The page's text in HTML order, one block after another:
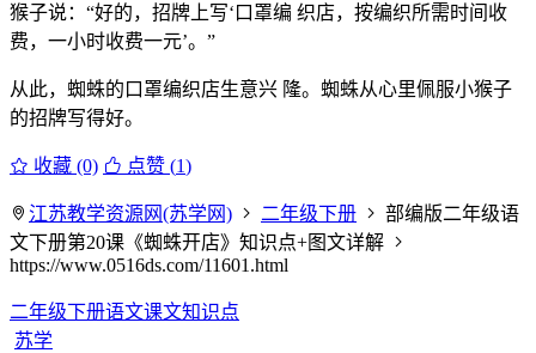
猴子说：“好的，招牌上写‘口罩编 织店，按编织所需时间收
费，一小时收费一元’。”
从此，蜘蛛的口罩编织店生意兴 隆。蜘蛛从心里佩服小猴子
的招牌写得好。
收藏 (0) 点赞 (1)
江苏教学资源网(苏学网) 二年级下册
部编版二年级语
文下册第20课《蜘蛛开店》知识点+图文详解
https://www.0516ds.com/11601.html
二年级下册语文课文知识点
苏学